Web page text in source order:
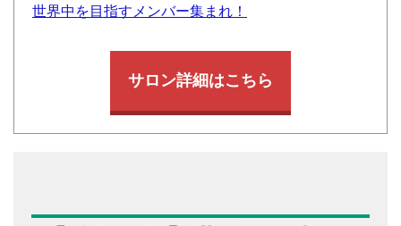
世界中を目指すメンバー集まれ！
サロン詳細はこちら